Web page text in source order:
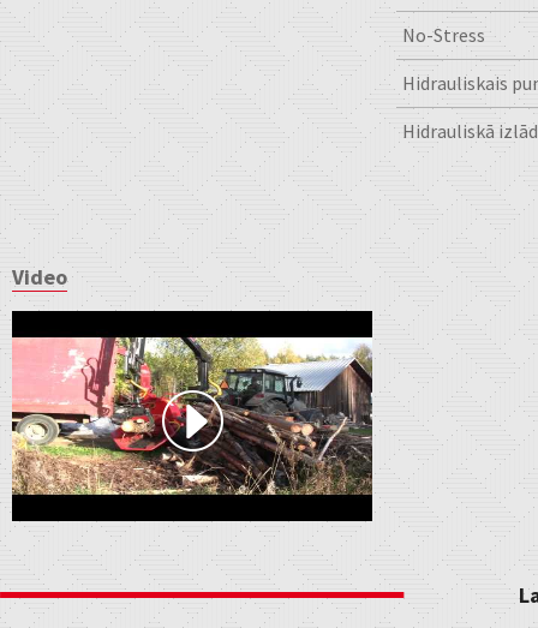
No-Stress
Hidrauliskais
Hidrauliskā
Video